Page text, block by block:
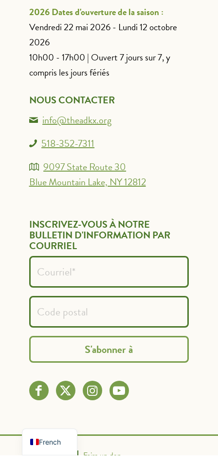
2026 Dates d'ouverture de la saison :
Vendredi 22 mai 2026 - Lundi 12 octobre
2026
10h00 - 17h00 | Ouvert 7 jours sur 7, y
compris les jours fériés
NOUS CONTACTER
info@theadkx.org
518-352-7311
9097 State Route 30
Blue Mountain Lake, NY 12812
INSCRIVEZ-VOUS À NOTRE
BULLETIN D'INFORMATION PAR
COURRIEL
Nous contacter Faire un don
French